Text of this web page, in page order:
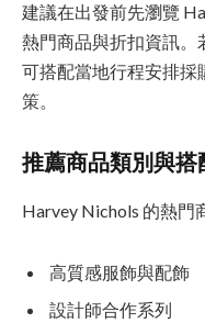
建議在出發前先瀏覽
熱門商品與折扣資訊。
可搭配當地行程安排採
策。
推薦商品類別與搭
Harvey Nichols 的熱門
高質感服飾與配飾
設計師合作系列